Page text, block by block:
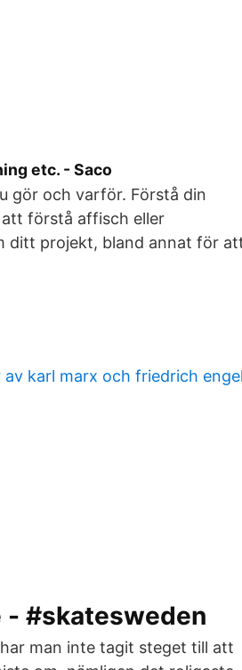
etc. - Saco
gör och varför. Förstå din
förstå affisch eller
ditt projekt, bland annat för
karl marx och friedrich
- #skatesweden
man inte tagit steget till att